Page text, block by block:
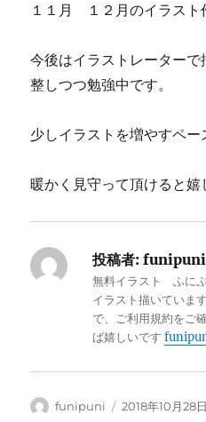
１１月 １２月のイラスト
今後はイラストレーター
整しつつ勉強中です。
少しイラストを増やすペー
暖かく見守って頂けると
投稿者: funipuni
無料イラスト ふに
イラスト描いていま
で、ご利用規約をご
ば嬉しいです
投
funipuni
投
2018年10月28日